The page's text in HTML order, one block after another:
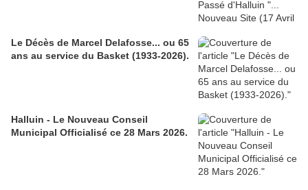
Le Décès de Marcel Delafosse... ou 65
ans au service du Basket (1933-2026).
Halluin - Le Nouveau Conseil
Municipal Officialisé ce 28 Mars 2026.